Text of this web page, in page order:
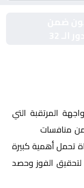
المرتقبة التي
منافسات
تحمل أهمية كبيرة
الفوز وحصد